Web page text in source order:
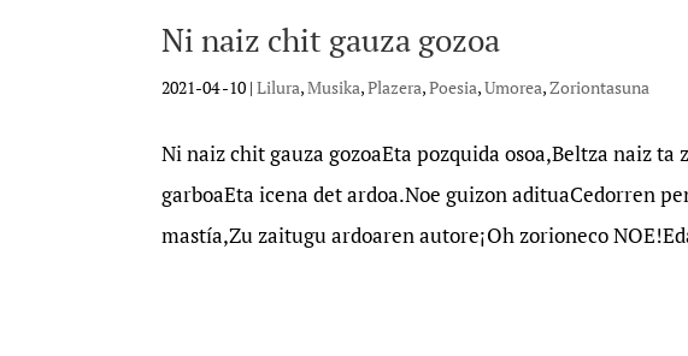
Ni naiz chit gauza gozoa
2021-04 -10 |Lilura,Musika,Plazera,Poesia,Umorea,Zoriontasuna
Ni naiz chit gauza gozoaEta pozquida osoa,Beltza naiz
garboaEta icena det ardoa.Noe guizon adituaCedorren
mastía,Zu zaitugu ardoaren autore¡Oh zorioneco